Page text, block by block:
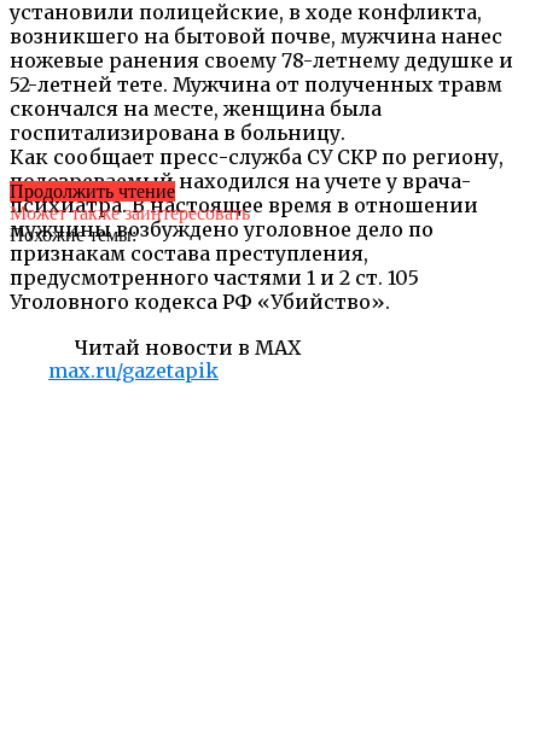
установили полицейские, в ходе конфликта,
возникшего на бытовой почве, мужчина нанес
ножевые ранения своему 78-летнему дедушке и
52-летней тете. Мужчина от полученных травм
скончался на месте, женщина была
госпитализирована в больницу.
Как сообщает пресс-служба СУ СКР по региону,
подозреваемый находился на учете у врача-
психиатра. В настоящее время в отношении
мужчины возбуждено уголовное дело по
признакам состава преступления,
предусмотренного частями 1 и 2 ст. 105
Уголовного кодекса РФ «Убийство».
Читай новости в MAX
max.ru/gazetapik
Продолжить чтение
Может также заинтересовать
Похожие темы: